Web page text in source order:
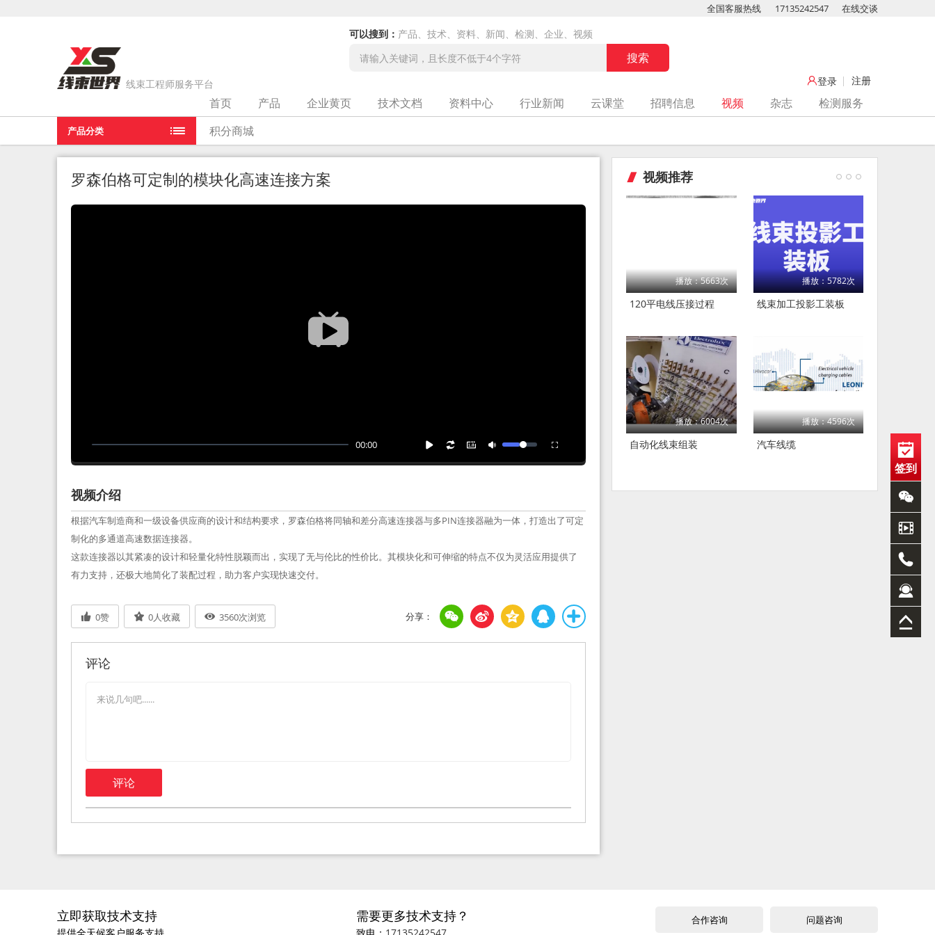
线束工程师服务平台
可以搜到： 产品、技术、资料、新闻、检测、企业、视频
全国客服热线 17135242547 在线交谈
登录 注册
产品分类
首页 产品 企业黄页 技术文档 资料中心 行业新闻 云课堂 招聘信息 视频 杂志
检测服务
积分商城
当前位置： 罗森伯格可定制的模块化高速连接方案
罗森伯格可定制的模块化高速连接方案
00:00
视频介绍
根据汽车制造商和一级设备供应商的设计和结构要求，罗森伯格将同轴和差分高速连接器与多PIN连接器融为一体，打造出了可定
制化的多通道高速数据连接器。
这款连接器以其紧凑的设计和轻量化特性脱颖而出，实现了无与伦比的性价比。其模块化和可伸缩的特点不仅为灵活应用提供了
有力支持，还极大地简化了装配过程，助力客户实现快速交付。
0赞 0人收藏 3560次浏览
评论
评论
视频推荐
播放：5663次
120平电线压接过程
播放：5782次
线束加工投影工装板
播放：6004次
自动化线束组装
播放：4596次
汽车线缆
立即获取技术支持 需要更多技术支持？ 合作咨询 问题咨询
签到